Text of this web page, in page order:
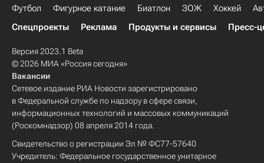
Футбол Фигурное катание Биатлон ЗОЖ Хоккей
Спецпроекты
Реклама Продукты и сервисы Пресс-
Версия 2023.1 Beta
© 2026 МИА «Россия сегодня»
Вакансии
Сетевое издание РИА Новости зарегистрировано
в Федеральной службе по надзору в сфере связи,
информационных технологий и массовых коммуникаций
(Роскомнадзор) 08 апреля 2014 года.
Свидетельство о регистрации Эл № ФС77-57640
Учредитель: Федеральное государственное унитарное